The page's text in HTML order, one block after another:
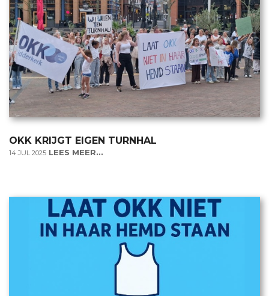
OKK KRIJGT EIGEN TURNHAL
14 JUL 2025 LEES MEER...